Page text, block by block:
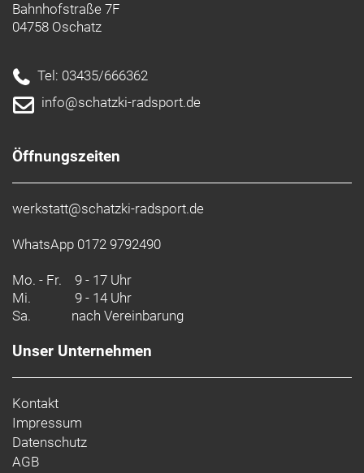
Bahnhofstraße 7F
04758 Oschatz
Tel: 03435/666362
info@schatzki-radsport.de
Öffnungszeiten
werkstatt@schatzki-radsport.de
WhatsApp 0172 9792490
Mo. - Fr. 9 - 17 Uhr
Mi.
9 - 14 Uhr
Sa.
nach Vereinbarung
Unser Unternehmen
Kontakt
Impressum
Datenschutz
AGB